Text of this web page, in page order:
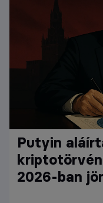
Putyin
2026-ban